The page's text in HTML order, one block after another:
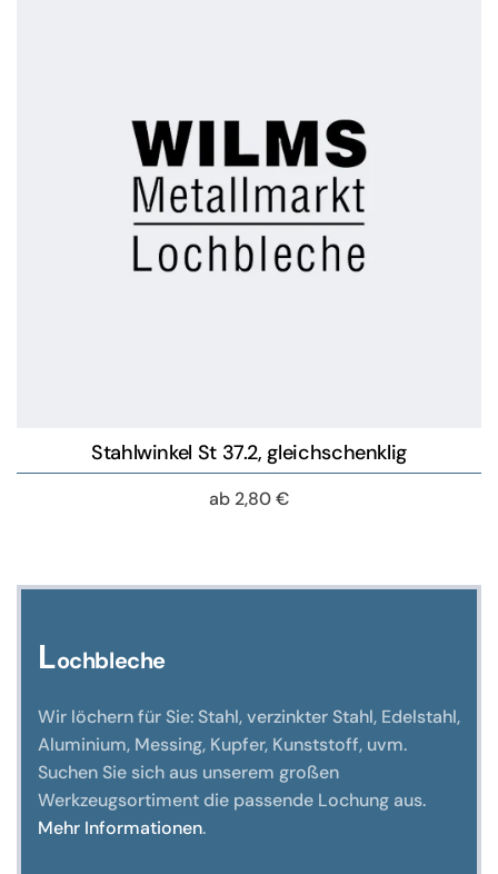
Stahlwinkel St 37.2, gleichschenklig
ab 2,80€
Lochbleche
Wir löchern für Sie: Stahl, verzinkter Stahl, Edelstahl,
Aluminium, Messing, Kupfer, Kunststoff, uvm.
Suchen Sie sich aus unserem großen
Werkzeugsortiment die passende Lochung aus.
Mehr Informationen.